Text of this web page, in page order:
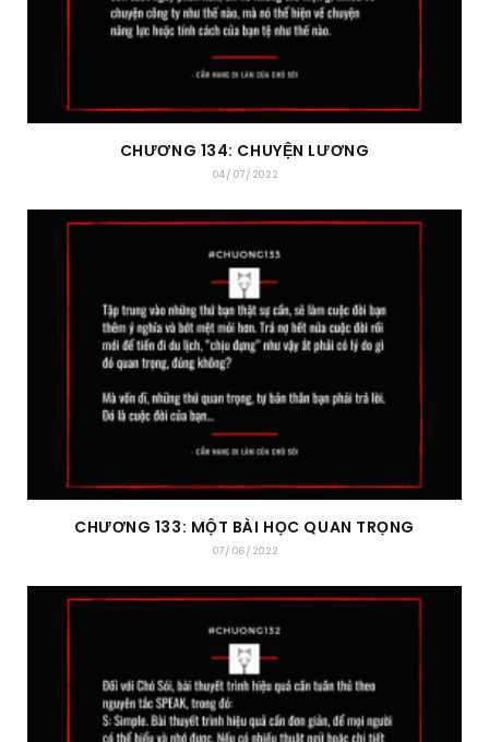
CHƯƠNG 134: CHUYỆN LƯƠNG
04/07/2022
CHƯƠNG 133: MỘT BÀI HỌC QUAN TRỌNG
07/06/2022